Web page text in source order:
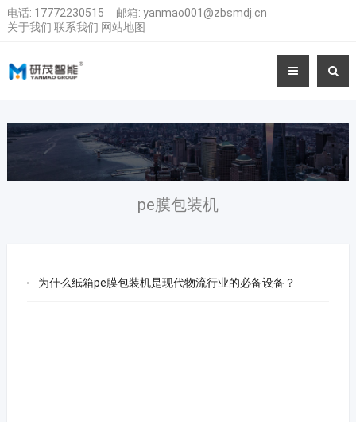
电话: 17772230515 邮箱: yanmao001@zbsmdj.cn
关于我们 联系我们 网站地图
pe膜包装机
为什么纸箱pe膜包装机是现代物流行业的必备设备？